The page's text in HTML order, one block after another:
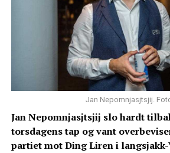
Jan Nepomnjasjtsjij.
Jan Nepomnjasjtsjij slo hardt
torsdagens tap og vant
partiet mot Ding Liren i